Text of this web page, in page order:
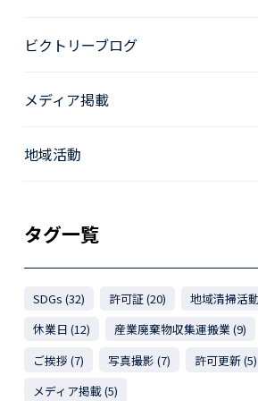
ビクトリーブログ
メディア掲載
地域活動
タグ一覧
SDGs (32) 許可証 (20)
地域清掃活
休業日 (12)
産業廃棄物収集運搬業 (9)
ご挨拶 (7)
写真撮影 (7)
許可更新 (5)
メディア掲載 (5)